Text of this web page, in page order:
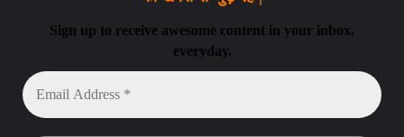
Sign up to receive awesome content in your inbox,
everyday.
Email
Address
*